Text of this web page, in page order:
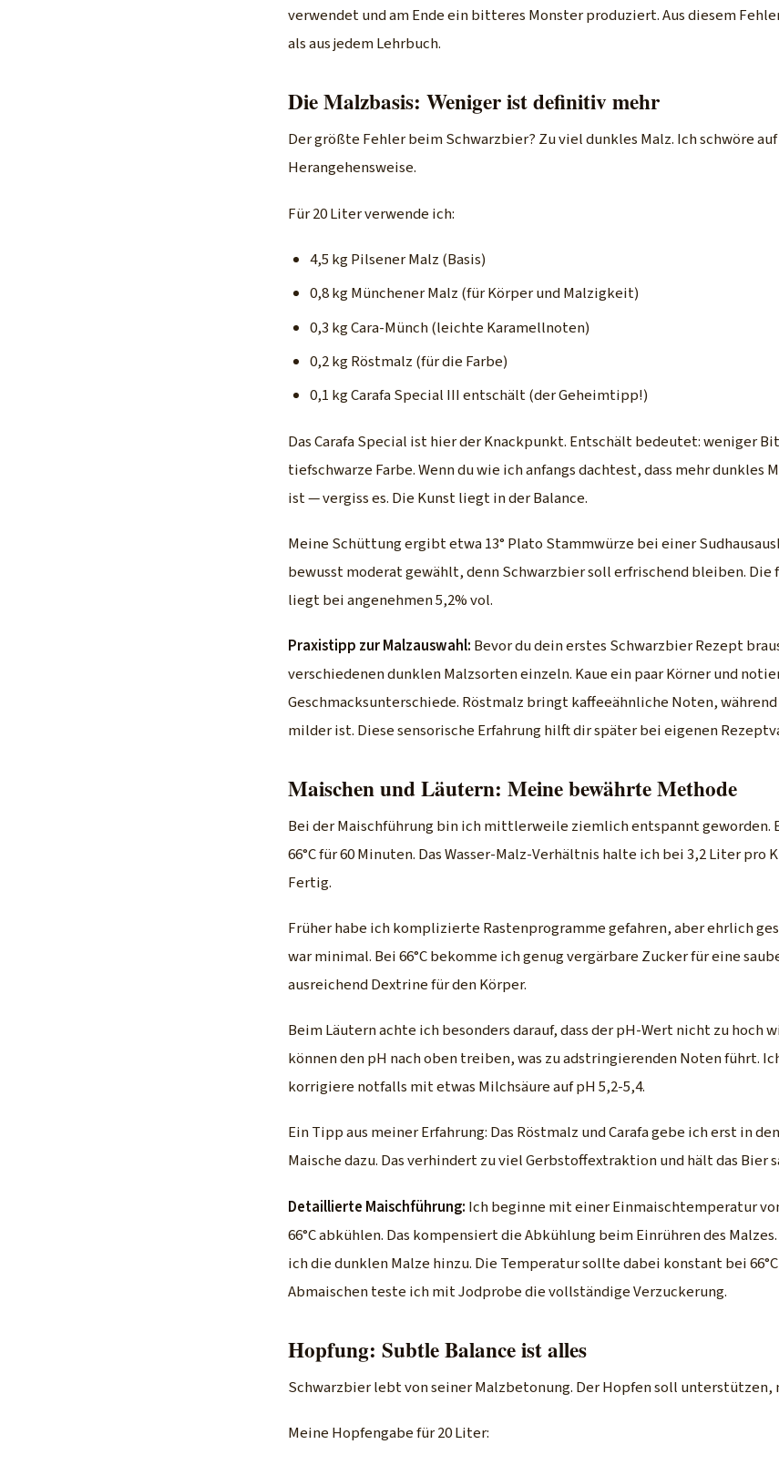
verwendet und am Ende ein bitteres Monster produziert. Aus diesem
als aus jedem Lehrbuch.
Die Malzbasis: Weniger ist definitiv mehr
Der größte Fehler beim Schwarzbier? Zu viel dunkles Malz. Ich schwöre
Herangehensweise.
Für 20 Liter verwende ich:
4,5 kg Pilsener Malz (Basis)
0,8 kg Münchener Malz (für Körper und Malzigkeit)
0,3 kg Cara-Münch (leichte Karamellnoten)
0,2 kg Röstmalz (für die Farbe)
0,1 kg Carafa Special III entschält (der Geheimtipp!)
Das Carafa Special ist hier der Knackpunkt. Entschält bedeutet: weniger
tiefschwarze Farbe. Wenn du wie ich anfangs dachtest, dass mehr dunkles
ist — vergiss es. Die Kunst liegt in der Balance.
Meine Schüttung ergibt etwa 13° Plato Stammwürze bei einer
bewusst moderat gewählt, denn Schwarzbier soll erfrischend bleiben.
liegt bei angenehmen 5,2% vol.
Praxistipp zur Malzauswahl: Bevor du dein erstes Schwarzbier Rezept
verschiedenen dunklen Malzsorten einzeln. Kaue ein paar Körner und
Geschmacksunterschiede. Röstmalz bringt kaffeeähnliche Noten,
milder ist. Diese sensorische Erfahrung hilft dir später bei eigenen
Maischen und Läutern: Meine bewährte Methode
Bei der Maischführung bin ich mittlerweile ziemlich entspannt geworden.
66°C für 60 Minuten. Das Wasser-Malz-Verhältnis halte ich bei 3,2 Liter pro
Fertig.
Früher habe ich komplizierte Rastenprogramme gefahren, aber ehrlich
war minimal. Bei 66°C bekomme ich genug vergärbare Zucker für eine
ausreichend Dextrine für den Körper.
Beim Läutern achte ich besonders darauf, dass der pH-Wert nicht zu hoch
können den pH nach oben treiben, was zu adstringierenden Noten führt.
korrigiere notfalls mit etwas Milchsäure auf pH 5,2-5,4.
Ein Tipp aus meiner Erfahrung: Das Röstmalz und Carafa gebe ich erst in
Maische dazu. Das verhindert zu viel Gerbstoffextraktion und hält das Bier
Detaillierte Maischführung: Ich beginne mit einer Einmaischtemperatur von
66°C abkühlen. Das kompensiert die Abkühlung beim Einrühren des
ich die dunklen Malze hinzu. Die Temperatur sollte dabei konstant bei
Abmaischen teste ich mit Jodprobe die vollständige Verzuckerung.
Hopfung: Subtle Balance ist alles
Schwarzbier lebt von seiner Malzbetonung. Der Hopfen soll
Meine Hopfengabe für 20 Liter: